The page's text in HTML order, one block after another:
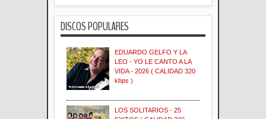
DISCOS POPULARES
EDUARDO GELFO Y LA
LEO - YO LE CANTO A LA
VIDA - 2026 ( CALIDAD 320
kbps )
LOS SOLITARIOS - 25